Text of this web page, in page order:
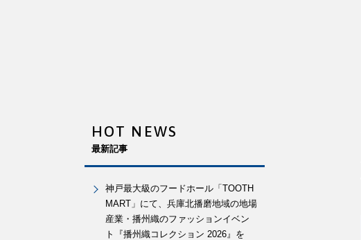
HOT NEWS
最新記事
神戸最大級のフードホール「TOOTH
MART」にて、兵庫北播磨地域の地場
産業・播州織のファッションイベン
ト『播州織コレクション 2026』を